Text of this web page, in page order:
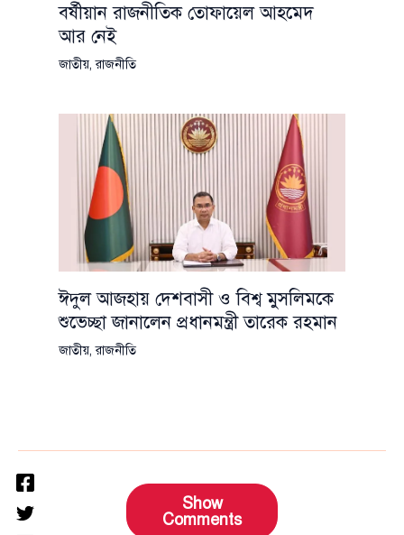
বর্ষীয়ান রাজনীতিক তোফায়েল আহমেদ
আর নেই
জাতীয়,রাজনীতি
ঈদুল আজহায় দেশবাসী ও বিশ্ব মুসলিমকে
শুভেচ্ছা জানালেন প্রধানমন্ত্রী তারেক রহমান
জাতীয়,রাজনীতি
Show
Comments